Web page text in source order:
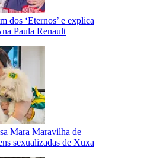
dos ‘Eternos’ e explica
Paula Renault
Mara Maravilha de
sexualizadas de Xuxa